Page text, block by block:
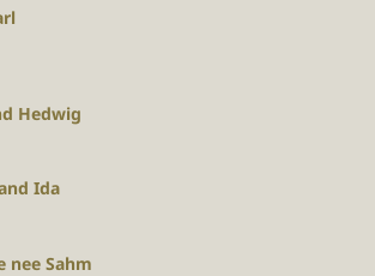
Hedwig
Ida
nee Sahm